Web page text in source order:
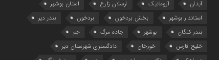
آبدان آروماتیک ارسلان زارع
استان بوشهر
استاندار بوشهر
بخش بردخون بردخون
بندر دیر
بندر کنگان
بوشهر جاده مرگ
جم
خلیج فارس
خورخان
دادگستری شهرستان دیر